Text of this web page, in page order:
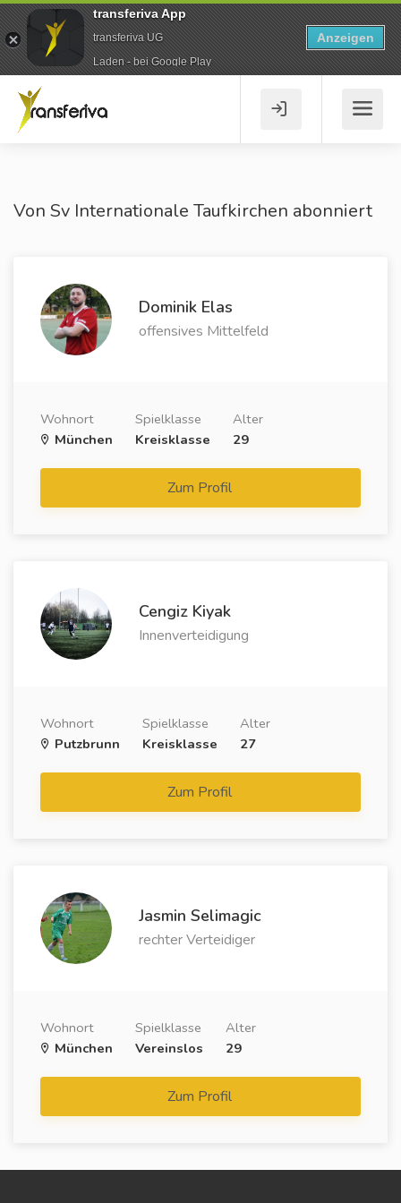
Von Sv Internationale Taufkirchen abonniert
Dominik Elas
offensives Mittelfeld
Wohnort
München
Spielklasse
Kreisklasse
Alter
29
Zum Profil
Cengiz Kiyak
Innenverteidigung
Wohnort
Putzbrunn
Spielklasse
Kreisklasse
Alter
27
Zum Profil
Jasmin Selimagic
rechter Verteidiger
Wohnort
München
Spielklasse
Vereinslos
Alter
29
Zum Profil
transferiva App
transferiva UG
Laden - bei Google Play
Anzeigen